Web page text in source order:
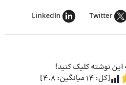
Twitter
LinkedIn
این نوشته کلیک کنید!
[کل: 14میانگین: 4.8
]